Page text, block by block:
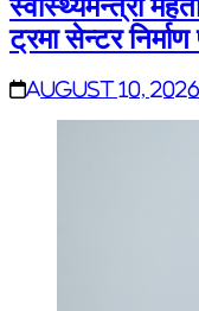
स्वास्थ्यमन्त्री
ट्रमा सेन्टर
August 10, 2026